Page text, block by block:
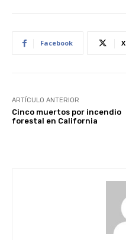
Facebook X
ARTÍCULO ANTERIOR
Cinco muertos por incendio
forestal en California